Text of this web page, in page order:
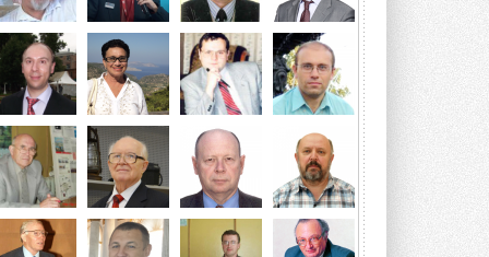
Для Арктики создали
технологию защиты
ветрогенераторов от аварий
Разработка учитывает влияние
мерзлоты, обледенения и снеговых ...
6 АВГУСТА 2026
Гибридный тепловой насос PV/T
с одним общим испарителем
Исследователи предложили
конструкцию двухисточникового ...
5 АВГУСТА 2026